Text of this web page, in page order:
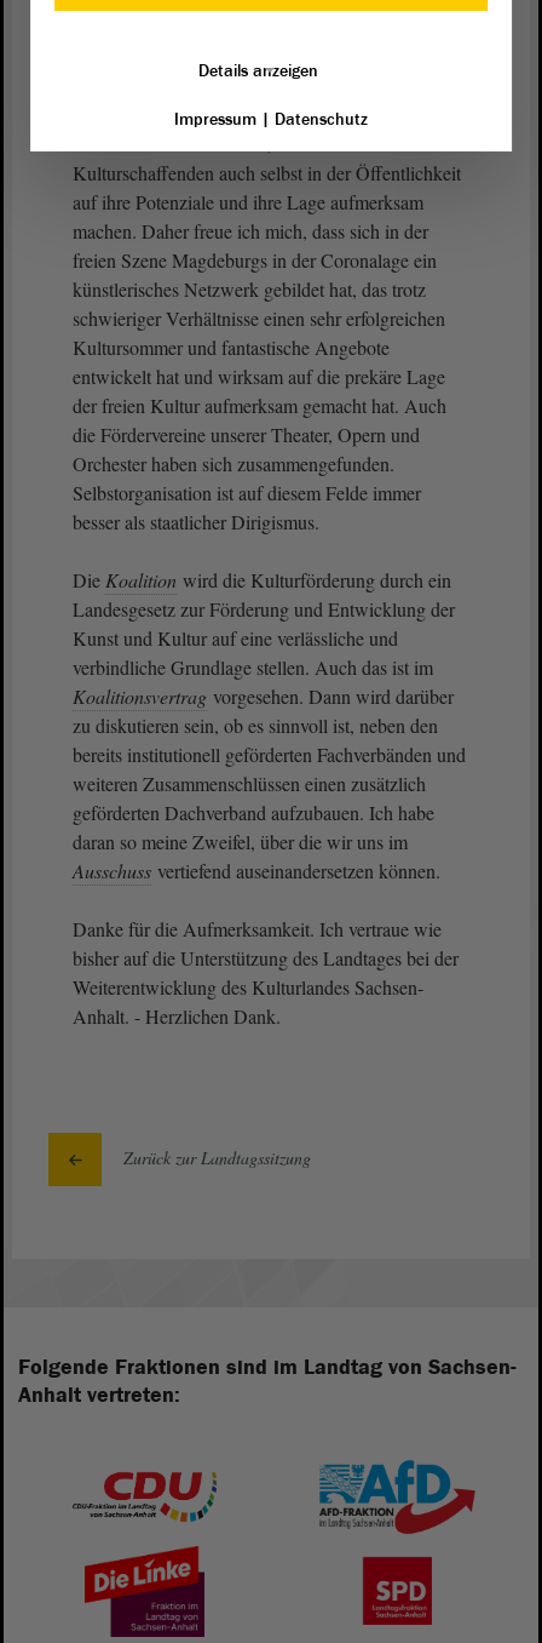
Kulturschaffenden auch selbst in der Öffentlichkeit
auf ihre Potenziale und ihre Lage aufmerksam
machen. Daher freue ich mich, dass sich in der
freien Szene Magdeburgs in der Coronalage ein
künstlerisches Netzwerk gebildet hat, das trotz
schwieriger Verhältnisse einen sehr erfolgreichen
Kultursommer und fantastische Angebote
entwickelt hat und wirksam auf die prekäre Lage
der freien Kultur aufmerksam gemacht hat. Auch
die Fördervereine unserer Theater, Opern und
Orchester haben sich zusammengefunden.
Selbstorganisation ist auf diesem Felde immer
besser als staatlicher Dirigismus.
Die Koalition wird die Kulturförderung durch ein
Landesgesetz zur Förderung und Entwicklung der
Kunst und Kultur auf eine verlässliche und
verbindliche Grundlage stellen. Auch das ist im
Koalitionsvertrag vorgesehen. Dann wird darüber
zu diskutieren sein, ob es sinnvoll ist, neben den
bereits institutionell geförderten Fachverbänden und
weiteren Zusammenschlüssen einen zusätzlich
geförderten Dachverband aufzubauen. Ich habe
daran so meine Zweifel, über die wir uns im
Ausschuss vertiefend auseinandersetzen können.
Danke für die Aufmerksamkeit. Ich vertraue wie
bisher auf die Unterstützung des Landtages bei der
Weiterentwicklung des Kulturlandes Sachsen-
Anhalt. - Herzlichen Dank.
Zurück zur Landtagssitzung
Folgende Fraktionen sind im Landtag von Sachsen-
Anhalt vertreten:
Details anzeigen
Impressum| Datenschutz